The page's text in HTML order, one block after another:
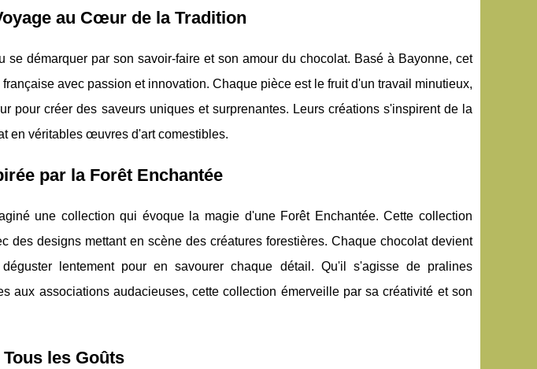
au Cœur de la Tradition
se démarquer par son savoir-faire et son amour du chocolat. Basé à Bayonne, cet
avec passion et innovation. Chaque pièce est le fruit d'un travail minutieux,
pour créer des saveurs uniques et surprenantes. Leurs créations s'inspirent de la
en véritables œuvres d'art comestibles.
par la Forêt Enchantée
une collection qui évoque la magie d'une Forêt Enchantée. Cette collection
des designs mettant en scène des créatures forestières. Chaque chocolat devient
lentement pour en savourer chaque détail. Qu'il s'agisse de pralines
aux associations audacieuses, cette collection émerveille par sa créativité et son
les Goûts